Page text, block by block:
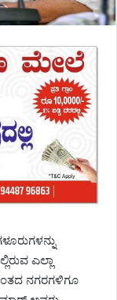
ಎಲ್ಲಾ
ನಗರಗಳಿಗೂ